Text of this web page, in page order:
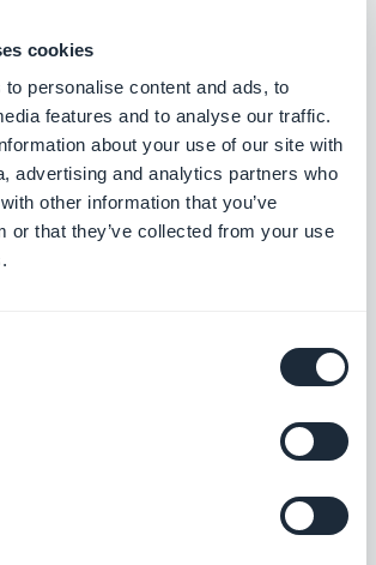
cookies
personalise content and ads, to
features and to analyse our traffic.
about your use of our site with
advertising and analytics partners who
other information that you’ve
or that they’ve collected from your use
über Ihre App
Sie Ihre Podcasts mit Ausha
in Ihrer App